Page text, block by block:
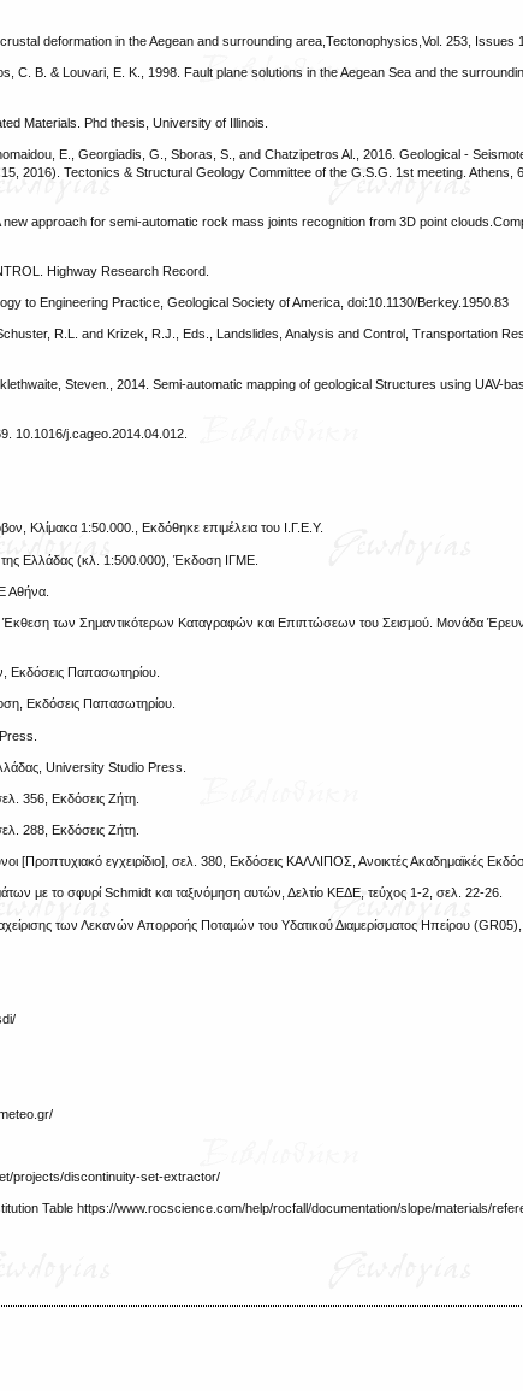
deformation in the Aegean and surrounding area,Tectonophysics,Vol. 253, Issues
C. B. & Louvari, E. K., 1998. Fault plane solutions in the Aegean Sea and the
Materials. Phd thesis, University of Illinois.
E., Georgiadis, G., Sboras, S., and Chatzipetros Al., 2016. Geological -
2016). Tectonics & Structural Geology Committee of the G.S.G. 1st meeting. Athens,
new approach for semi-automatic rock mass joints recognition from 3D point
Highway Research Record.
to Engineering Practice, Geological Society of America, doi:10.1130/Berkey.1950.83
R.L. and Krizek, R.J., Eds., Landslides, Analysis and Control, Transportation
Steven., 2014. Semi-automatic mapping of geological Structures using UAV-
10.1016/j.cageo.2014.04.012.
Κλίμακα 1:50.000., Εκδόθηκε επιμέλεια του Ι.Γ.Ε.Υ.
της Ελλάδας (κλ. 1:500.000), Έκδοση ΙΓΜΕ.
Αθήνα.
Έκθεση των Σημαντικότερων Καταγραφών και Επιπτώσεων του Σεισμού. Μονάδα
Εκδόσεις Παπασωτηρίου.
Εκδόσεις Παπασωτηρίου.
University Studio Press.
356, Εκδόσεις Ζήτη.
288, Εκδόσεις Ζήτη.
[Προπτυχιακό εγχειρίδιο], σελ. 380, Εκδόσεις ΚΑΛΛΙΠΟΣ, Ανοικτές Ακαδημαϊκές
με το σφυρί Schmidt και ταξινόμηση αυτών, Δελτίο ΚΕΔΕ, τεύχος 1-2, σελ. 22-26.
των Λεκανών Απορροής Ποταμών του Υδατικού Διαμερίσματος Ηπείρου (GR05),
projects/discontinuity-set-extractor/
Table https://www.rocscience.com/help/rocfall/documentation/slope/materials/